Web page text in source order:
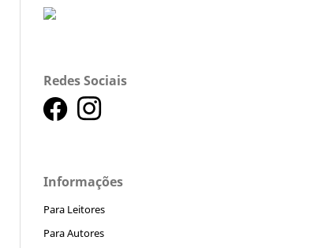
Redes Sociais
Informações
Para Leitores
Para Autores